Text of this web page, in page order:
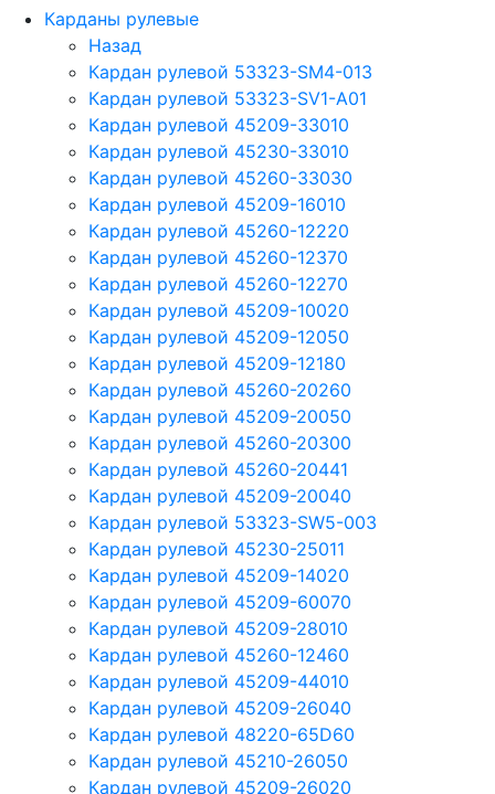
Карданы рулевые
Назад
Кардан рулевой 53323-SM4-013
Кардан рулевой 53323-SV1-A01
Кардан рулевой 45209-33010
Кардан рулевой 45230-33010
Кардан рулевой 45260-33030
Кардан рулевой 45209-16010
Кардан рулевой 45260-12220
Кардан рулевой 45260-12370
Кардан рулевой 45260-12270
Кардан рулевой 45209-10020
Кардан рулевой 45209-12050
Кардан рулевой 45209-12180
Кардан рулевой 45260-20260
Кардан рулевой 45209-20050
Кардан рулевой 45260-20300
Кардан рулевой 45260-20441
Кардан рулевой 45209-20040
Кардан рулевой 53323-SW5-003
Кардан рулевой 45230-25011
Кардан рулевой 45209-14020
Кардан рулевой 45209-60070
Кардан рулевой 45209-28010
Кардан рулевой 45260-12460
Кардан рулевой 45209-44010
Кардан рулевой 45209-26040
Кардан рулевой 48220-65D60
Кардан рулевой 45210-26050
Кардан рулевой 45209-26020